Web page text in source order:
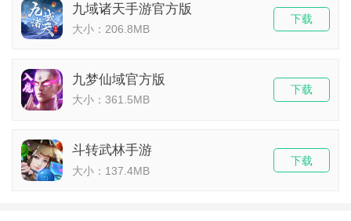
九域诸天手游官方版
大小：206.8MB
下载
九梦仙域官方版
大小：361.5MB
下载
斗转武林手游
大小：137.4MB
下载